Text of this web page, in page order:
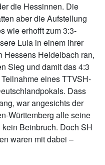
die Hessinnen. Die
aber die Aufstellung
wie erhofft zum 3:3-
Lula in einem ihrer
Hessens Heidelbach ran,
Sieg und damit das 4:3
eines TTVSH-
Dass
war angesichts der
Württemberg alle seine
Beinbruch. Doch SH
waren mit dabei –